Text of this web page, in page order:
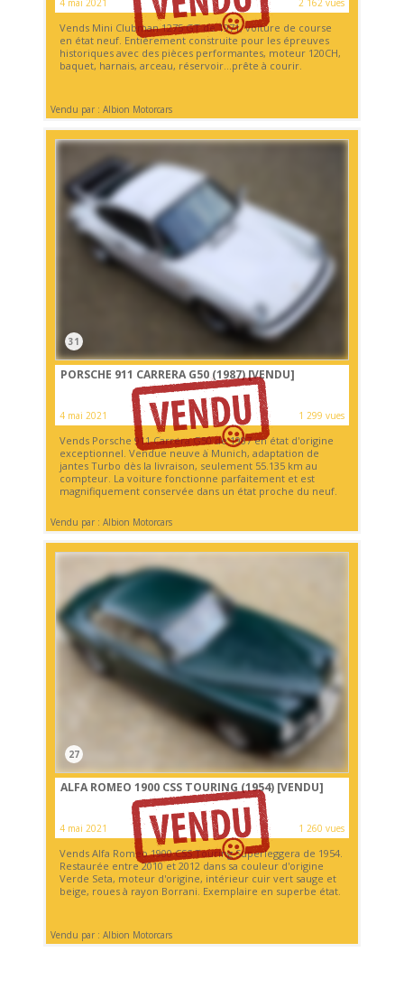
4 mai 2021 2 162 vues
Vends Mini Clubman 1275 GT de 1971, voiture de course
en état neuf. Entièrement construite pour les épreuves
historiques avec des pièces performantes, moteur 120CH,
baquet, harnais, arceau, réservoir...prête à courir.
Vendu par : Albion Motorcars
31
PORSCHE 911 CARRERA G50 (1987)[VENDU]
4 mai 2021 1 299 vues
Vends Porsche 911 Carrera G50 de 1987 en état d'origine
exceptionnel. Vendue neuve à Munich, adaptation de
jantes Turbo dès la livraison, seulement 55.135 km au
compteur. La voiture fonctionne parfaitement et est
magnifiquement conservée dans un état proche du neuf.
Vendu par : Albion Motorcars
27
ALFA ROMEO 1900 CSS TOURING (1954) [VENDU]
4 mai 2021 1 260 vues
Vends Alfa Romeo 1900 CSS Touring Superleggera de 1954.
Restaurée entre 2010 et 2012 dans sa couleur d'origine
Verde Seta, moteur d'origine, intérieur cuir vert sauge et
beige, roues à rayon Borrani. Exemplaire en superbe état.
Vendu par : Albion Motorcars